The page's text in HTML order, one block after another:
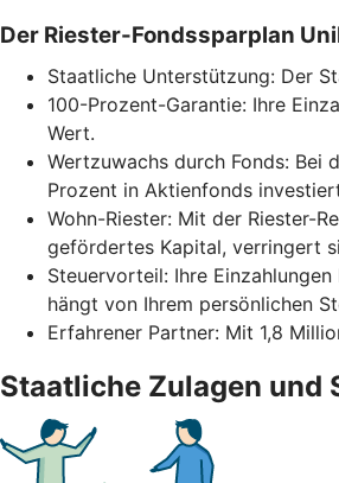
Der Riester-Fondssparplan
Staatliche Unterstützung: Der
100-Prozent-Garantie: Ihre
Wert.
Wertzuwachs durch Fonds: Bei
Prozent in Aktienfonds
Wohn-Riester: Mit der Riester-
gefördertes Kapital, verringert
Steuervorteil: Ihre
hängt von Ihrem persönlichen
Erfahrener Partner: Mit 1,8
Staatliche Zulagen und